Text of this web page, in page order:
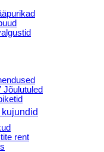
Jõulutuled
rent